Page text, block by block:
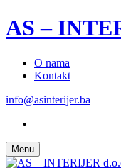
AS –
O nama
Kontakt
info@asinterijer.ba
Menu